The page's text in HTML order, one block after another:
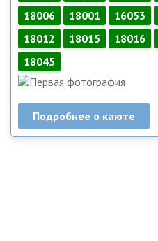
18006
18001 16053
18012
18015 18016
18045
Подробнее о каюте